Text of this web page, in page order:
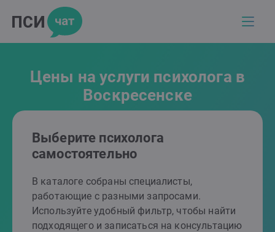
Цены на услуги психолога в
Воскресенске
Выберите психолога
самостоятельно
В каталоге собраны специалисты,
работающие с разными запросами.
Используйте удобный фильтр, чтобы найти
подходящего и записаться на консультацию